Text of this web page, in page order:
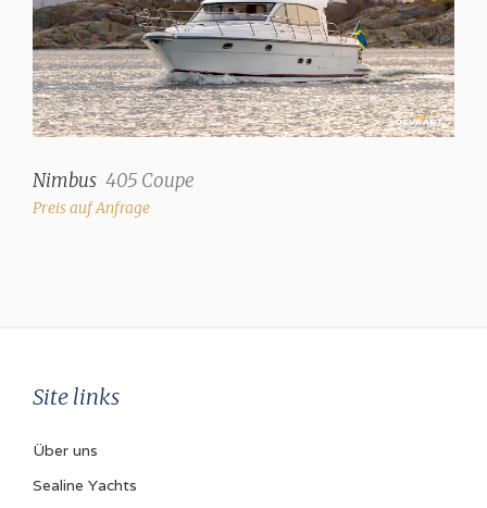
2 Flammen Gas (Ceran
Kochfeld)
Backofen
✓
+ zusätzliche
Kühlschublade im Salon
(36 Liter)
Maschine und Ausstattung
2
Nimbus 405 Coupe
Preis auf Anfrage
Site links
Über uns
Sealine Yachts